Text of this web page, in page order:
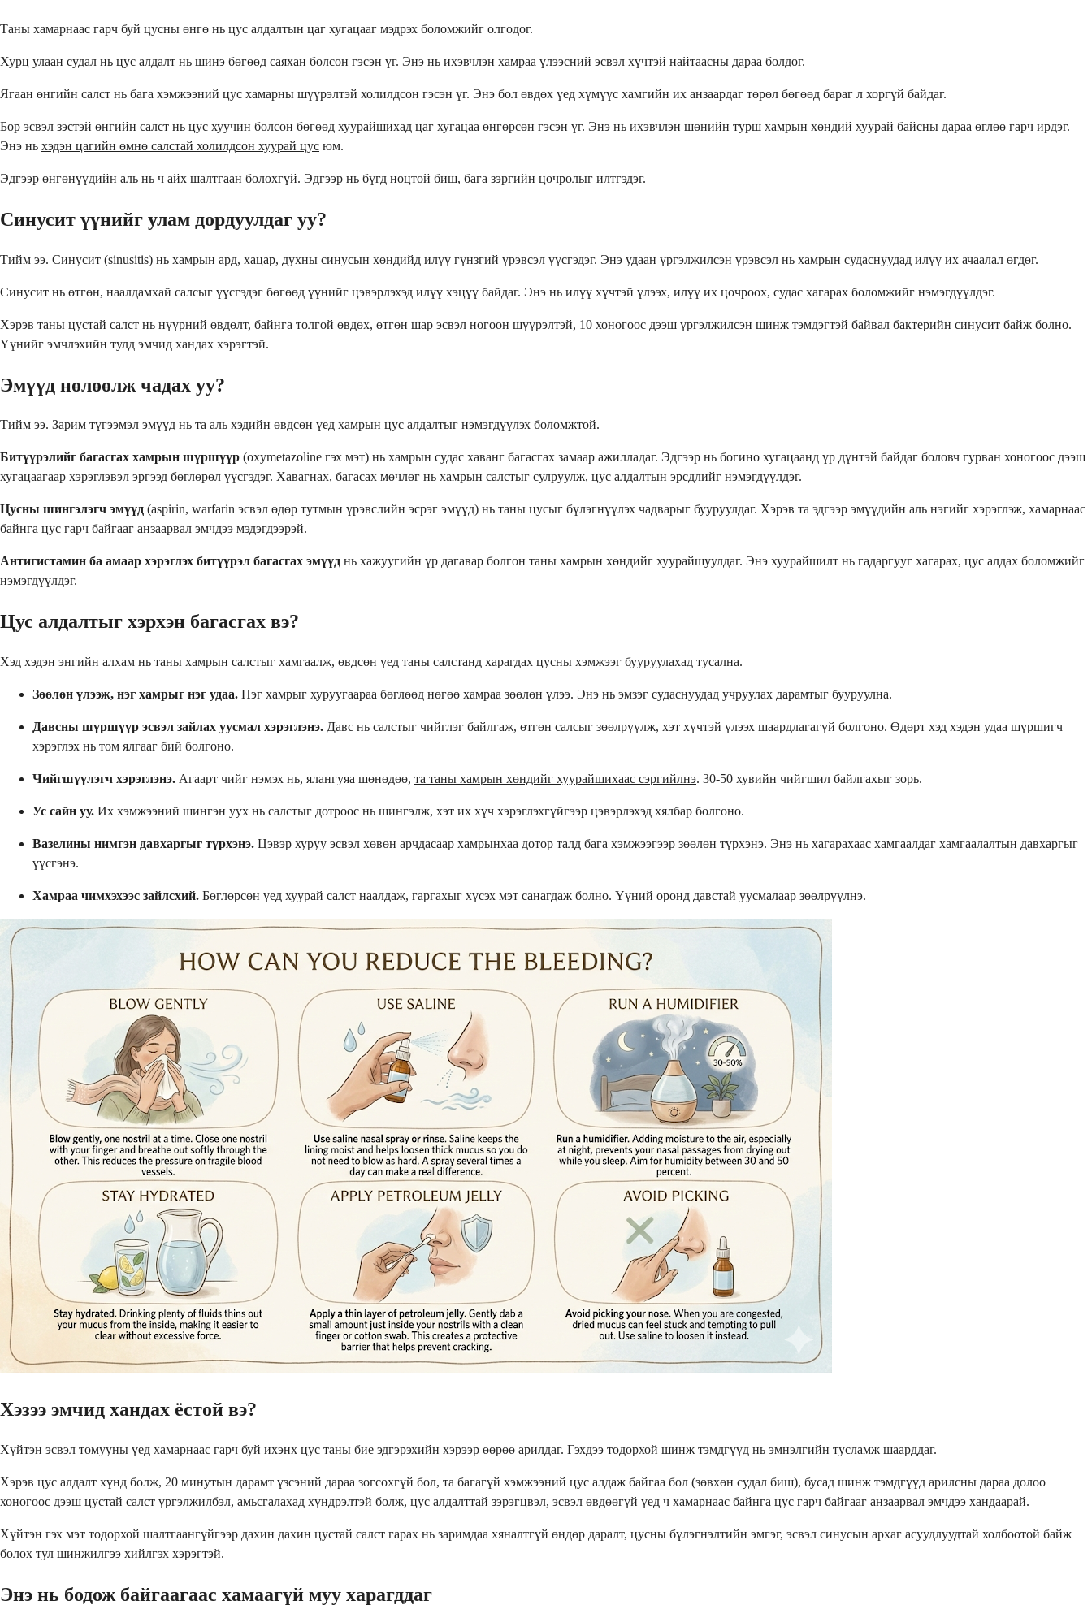
Таны хамарнаас гарч буй цусны өнгө нь цус алдалтын цаг хугацааг мэдрэх боломжийг олгодог.
Хурц улаан судал нь цус алдалт нь шинэ бөгөөд саяхан болсон гэсэн үг. Энэ нь ихэвчлэн хамраа үлээсний эсвэл хүчтэй найтаасны дараа болдог.
Ягаан өнгийн салст нь бага хэмжээний цус хамарны шүүрэлтэй холилдсон гэсэн үг. Энэ бол өвдөх үед хүмүүс хамгийн их анзаардаг төрөл бөгөөд бараг л хоргүй байдаг.
Бор эсвэл зэстэй өнгийн салст нь цус хуучин болсон бөгөөд хуурайшихад цаг хугацаа өнгөрсөн гэсэн үг. Энэ нь ихэвчлэн шөнийн турш хамрын хөндий хуурай байсны дараа өглөө гарч ирдэг.
Энэ нь хэдэн цагийн өмнө салстай холилдсон хуурай цус юм.
Эдгээр өнгөнүүдийн аль нь ч айх шалтгаан болохгүй. Эдгээр нь бүгд ноцтой биш, бага зэргийн цочролыг илтгэдэг.
Синусит үүнийг улам дордуулдаг уу?
Тийм ээ. Синусит (sinusitis) нь хамрын ард, хацар, духны синусын хөндийд илүү гүнзгий үрэвсэл үүсгэдэг. Энэ удаан үргэлжилсэн үрэвсэл нь хамрын судаснуудад илүү их ачаалал өгдөг.
Синусит нь өтгөн, наалдамхай салсыг үүсгэдэг бөгөөд үүнийг цэвэрлэхэд илүү хэцүү байдаг. Энэ нь илүү хүчтэй үлээх, илүү их цочроох, судас хагарах боломжийг нэмэгдүүлдэг.
Хэрэв таны цустай салст нь нүүрний өвдөлт, байнга толгой өвдөх, өтгөн шар эсвэл ногоон шүүрэлтэй, 10 хоногоос дээш үргэлжилсэн шинж тэмдэгтэй байвал бактерийн синусит байж болно.
Үүнийг эмчлэхийн тулд эмчид хандах хэрэгтэй.
Эмүүд нөлөөлж чадах уу?
Тийм ээ. Зарим түгээмэл эмүүд нь та аль хэдийн өвдсөн үед хамрын цус алдалтыг нэмэгдүүлэх боломжтой.
Битүүрэлийг багасгах хамрын шүршүүр (oxymetazoline гэх мэт) нь хамрын судас хаванг багасгах замаар ажилладаг. Эдгээр нь богино хугацаанд үр дүнтэй байдаг боловч гурван хоногоос дээш
хугацаагаар хэрэглэвэл эргээд бөглөрөл үүсгэдэг. Хавагнах, багасах мөчлөг нь хамрын салстыг сулруулж, цус алдалтын эрсдлийг нэмэгдүүлдэг.
Цусны шингэлэгч эмүүд (aspirin, warfarin эсвэл өдөр тутмын үрэвслийн эсрэг эмүүд) нь таны цусыг бүлэгнүүлэх чадварыг бууруулдаг. Хэрэв та эдгээр эмүүдийн аль нэгийг хэрэглэж, хамарнаас
байнга цус гарч байгааг анзаарвал эмчдээ мэдэгдээрэй.
Антигистамин ба амаар хэрэглэх битүүрэл багасгах эмүүд нь хажуугийн үр дагавар болгон таны хамрын хөндийг хуурайшуулдаг. Энэ хуурайшилт нь гадаргууг хагарах, цус алдах боломжийг
нэмэгдүүлдэг.
Цус алдалтыг хэрхэн багасгах вэ?
Хэд хэдэн энгийн алхам нь таны хамрын салстыг хамгаалж, өвдсөн үед таны салстанд харагдах цусны хэмжээг бууруулахад тусална.
Зөөлөн үлээж, нэг хамрыг нэг удаа. Нэг хамрыг хуруугаараа бөглөөд нөгөө хамраа зөөлөн үлээ. Энэ нь эмзэг судаснуудад учруулах дарамтыг бууруулна.
Давсны шүршүүр эсвэл зайлах уусмал хэрэглэнэ. Давс нь салстыг чийглэг байлгаж, өтгөн салсыг зөөлрүүлж, хэт хүчтэй үлээх шаардлагагүй болгоно. Өдөрт хэд хэдэн удаа шүршигч
хэрэглэх нь том ялгааг бий болгоно.
Чийгшүүлэгч хэрэглэнэ. Агаарт чийг нэмэх нь, ялангуяа шөнөдөө, та таны хамрын хөндийг хуурайшихаас сэргийлнэ. 30-50 хувийн чийгшил байлгахыг зорь.
Ус сайн уу. Их хэмжээний шингэн уух нь салстыг дотроос нь шингэлж, хэт их хүч хэрэглэхгүйгээр цэвэрлэхэд хялбар болгоно.
Вазелины нимгэн давхаргыг түрхэнэ. Цэвэр хуруу эсвэл хөвөн арчдасаар хамрынхаа дотор талд бага хэмжээгээр зөөлөн түрхэнэ. Энэ нь хагарахаас хамгаалдаг хамгаалалтын давхаргыг
үүсгэнэ.
Хамраа чимхэхээс зайлсхий. Бөглөрсөн үед хуурай салст наалдаж, гаргахыг хүсэх мэт санагдаж болно. Үүний оронд давстай уусмалаар зөөлрүүлнэ.
Хэзээ эмчид хандах ёстой вэ?
Хүйтэн эсвэл томууны үед хамарнаас гарч буй ихэнх цус таны бие эдгэрэхийн хэрээр өөрөө арилдаг. Гэхдээ тодорхой шинж тэмдгүүд нь эмнэлгийн тусламж шаарддаг.
Хэрэв цус алдалт хүнд болж, 20 минутын дарамт үзсэний дараа зогсохгүй бол, та багагүй хэмжээний цус алдаж байгаа бол (зөвхөн судал биш), бусад шинж тэмдгүүд арилсны дараа долоо
хоногоос дээш цустай салст үргэлжилбэл, амьсгалахад хүндрэлтэй болж, цус алдалттай зэрэгцвэл, эсвэл өвдөөгүй үед ч хамарнаас байнга цус гарч байгааг анзаарвал эмчдээ хандаарай.
Хүйтэн гэх мэт тодорхой шалтгаангүйгээр дахин дахин цустай салст гарах нь заримдаа хяналтгүй өндөр даралт, цусны бүлэгнэлтийн эмгэг, эсвэл синусын архаг асуудлуудтай холбоотой байж
болох тул шинжилгээ хийлгэх хэрэгтэй.
Энэ нь бодож байгаагаас хамаагүй муу харагддаг